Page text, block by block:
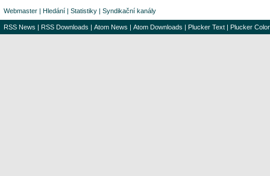
Webmaster | Hledání | Statistiky | Syndikační kanály
RSS News | RSS Downloads | Atom News | Atom Downloads | Plucker Text | Plucker Color